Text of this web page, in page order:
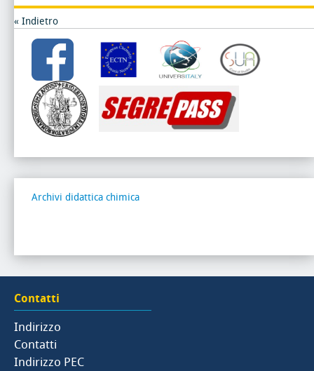
« Indietro
Archivi didattica chimica
Contatti
Indirizzo
Contatti
Indirizzo PEC